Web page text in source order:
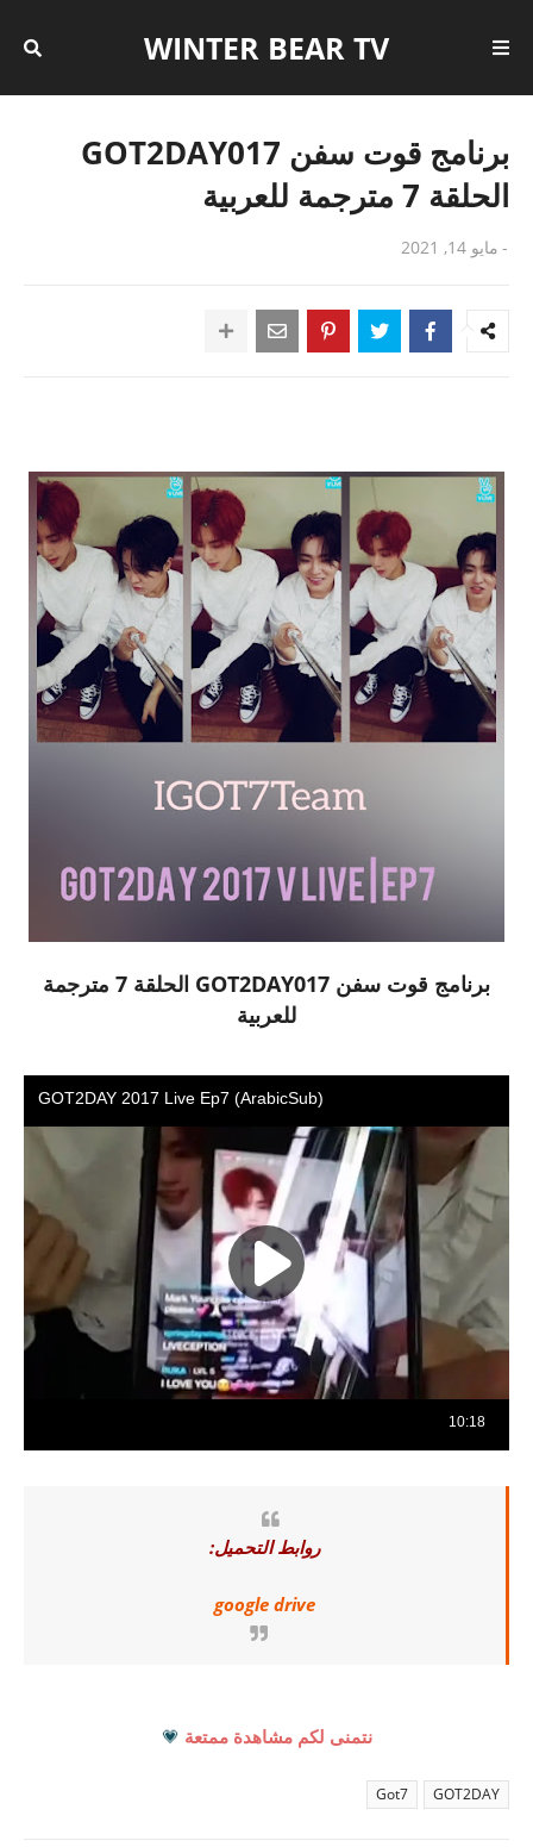
WINTER BEAR TV
برنامج قوت سفن GOT2DAY017
الحلقة 7 مترجمة للعربية
- مايو 14, 2021
برنامج قوت سفن GOT2DAY017 الحلقة 7 مترجمة
للعربية
روابط التحميل:
google drive
نتمنى لكم مشاهدة ممتعة 💗
GOT2DAY
Got7